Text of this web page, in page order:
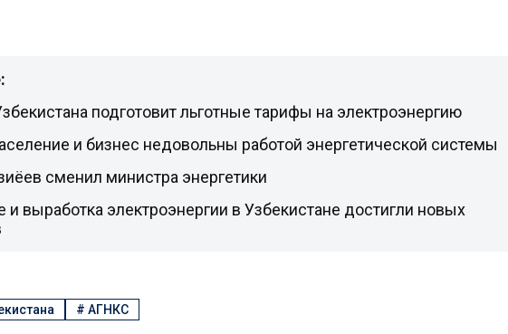
подготовит льготные тарифы на электроэнергию
и бизнес недовольны работой энергетической системы
сменил министра энергетики
и выработка электроэнергии в Узбекистане достигли новых
# АГНКС